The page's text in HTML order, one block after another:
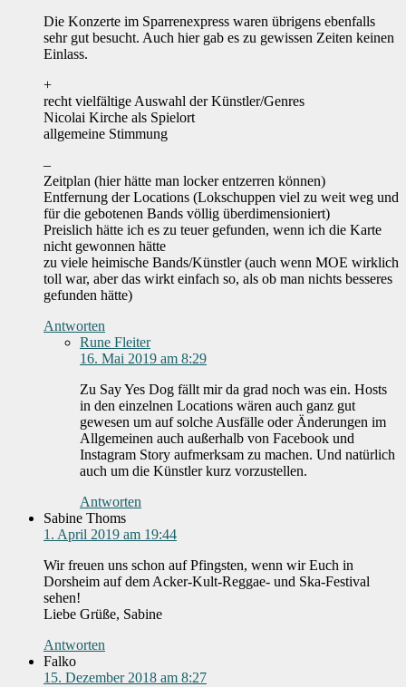
Die Konzerte im Sparrenexpress waren übrigens ebenfalls
sehr gut besucht. Auch hier gab es zu gewissen Zeiten keinen
Einlass.
+
recht vielfältige Auswahl der Künstler/Genres
Nicolai Kirche als Spielort
allgemeine Stimmung
–
Zeitplan (hier hätte man locker entzerren können)
Entfernung der Locations (Lokschuppen viel zu weit weg und
für die gebotenen Bands völlig überdimensioniert)
Preislich hätte ich es zu teuer gefunden, wenn ich die Karte
nicht gewonnen hätte
zu viele heimische Bands/Künstler (auch wenn MOE wirklich
toll war, aber das wirkt einfach so, als ob man nichts besseres
gefunden hätte)
Antworten
Rune Fleiter
16. Mai 2019 am 8:29
Zu Say Yes Dog fällt mir da grad noch was ein. Hosts
in den einzelnen Locations wären auch ganz gut
gewesen um auf solche Ausfälle oder Änderungen im
Allgemeinen auch außerhalb von Facebook und
Instagram Story aufmerksam zu machen. Und natürlich
auch um die Künstler kurz vorzustellen.
Antworten
Sabine Thoms
1. April 2019 am 19:44
Wir freuen uns schon auf Pfingsten, wenn wir Euch in
Dorsheim auf dem Acker-Kult-Reggae- und Ska-Festival
sehen!
Liebe Grüße, Sabine
Antworten
Falko
15. Dezember 2018 am 8:27